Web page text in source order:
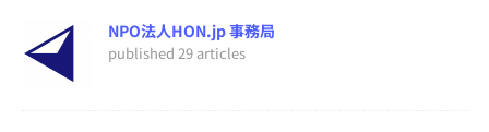
NPO法人HON.jp 事務局
published 29 articles